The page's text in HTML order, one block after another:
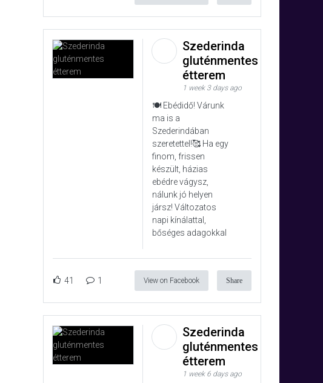
Szederinda
gluténmentes
étterem
1 week 3 days ago
🍽️ Ebédidő! Várunk
ma is a
Szederindában
szeretettel!🥰 Ha egy
finom, frissen
készült, házias
ebédre vágysz,
nálunk jó helyen
jársz! Változatos
napi kínálattal,
bőséges adagokkal
41 1 View on Facebook Share
Szederinda
gluténmentes
étterem
1 week 6 days ago